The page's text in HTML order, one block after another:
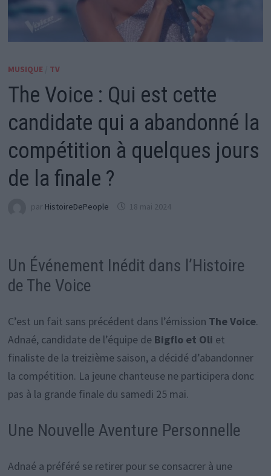
MUSIQUE TV
The Voice : Qui est cette
candidate qui a abandonné la
compétition à quelques jours
de la finale ?
par HistoireDePeople 18 mai 2024
Un Événement Inédit dans l’Histoire
de The Voice
C’est un fait sans précédent dans l’émission The Voice.
Adnaé, candidate de l’équipe de Bigflo et Oli et
finaliste de la treizième saison, a décidé d’abandonner
la compétition. La jeune chanteuse ne participera donc
pas à la grande finale du samedi 25 mai.
Une Nouvelle Aventure Personnelle
Adnaé a préféré se retirer pour se consacrer à une